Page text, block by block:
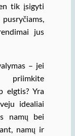
tik įsigyti
jus
– jei
priimkite
elgtis? Yra
idealiai
namų bei
namų ir